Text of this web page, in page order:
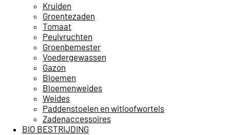
Kruiden
Groentezaden
Tomaat
Peulvruchten
Groenbemester
Voedergewassen
Gazon
Bloemen
Bloemenweides
Weides
Paddenstoelen en witloofwortels
Zadenaccessoires
BIO BESTRIJDING